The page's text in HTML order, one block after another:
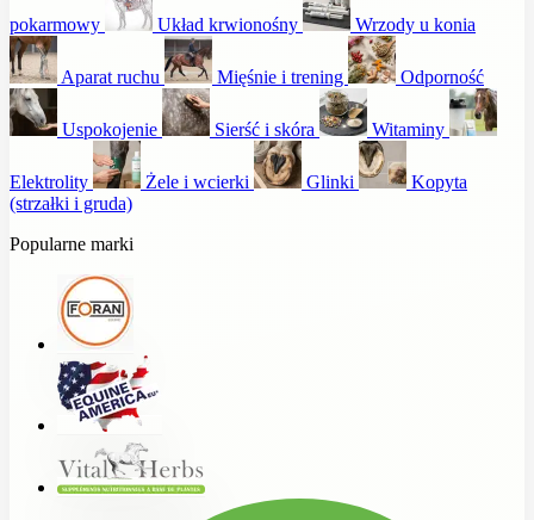
pokarmowy Układ krwionośny Wrzody u konia
Aparat ruchu Mięśnie i trening Odporność
Uspokojenie Sierść i skóra Witaminy
Elektrolity Żele i wcierki Glinki
Kopyta
(strzałki i gruda)
Popularne marki